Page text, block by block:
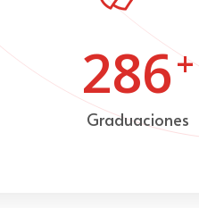
286+
Graduaciones